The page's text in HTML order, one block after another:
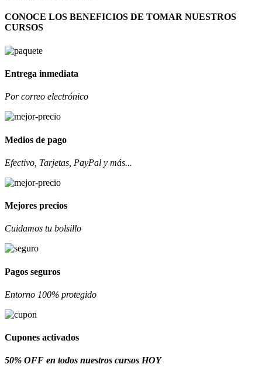
CONOCE LOS BENEFICIOS DE TOMAR NUESTROS
CURSOS
Entrega inmediata
Por correo electrónico
Medios de pago
Efectivo, Tarjetas, PayPal y más...
Mejores precios
Cuidamos tu bolsillo
Pagos seguros
Entorno 100% protegido
Cupones activados
50% OFF en todos nuestros cursos HOY